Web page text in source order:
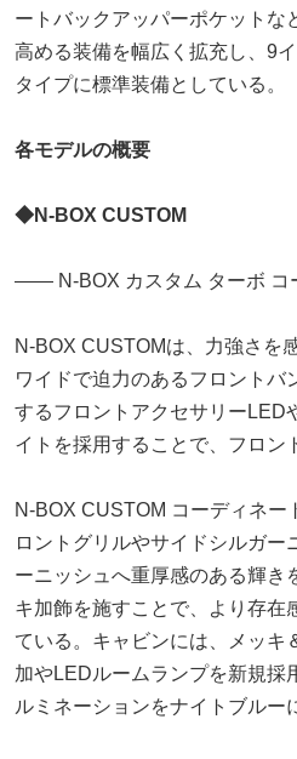
ートバックアッパーポケットな
高める装備を幅広く拡充し、9
タイプに標準装備としている。
各モデルの概要
◆N-BOX CUSTOM
―― N-BOX カスタム ターボ コ
N-BOX CUSTOMは、力強さを
ワイドで迫力のあるフロントバ
するフロントアクセサリーLED
イトを採用することで、フロン
N-BOX CUSTOM コーディネー
ロントグリルやサイドシルガー
ーニッシュへ重厚感のある輝き
キ加飾を施すことで、より存在
ている。キャビンには、メッキ
加やLEDルームランプを新規採
ルミネーションをナイトブルー